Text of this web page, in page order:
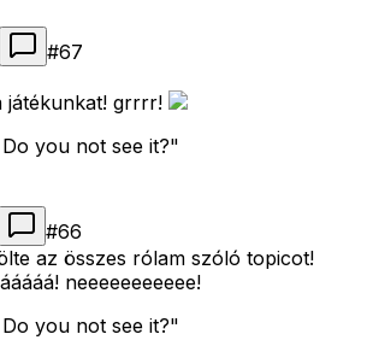
#67
játékunkat! grrrr!
you not see it?"
#66
az összes rólam szóló topicot!
neeeeeeeeeee!
you not see it?"